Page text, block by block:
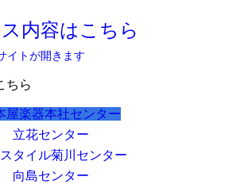
内容はこちら
イトが開きます
ちら
屋楽器本社センター
立花センター
タイル菊川センター
向島センター